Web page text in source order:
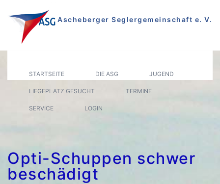
Inhalt
springen
Ascheberger Seglergemeinschaft e. V.
STARTSEITE DIE ASG JUGEND
LIEGEPLATZ GESUCHT TERMINE
SERVICE LOGIN
Opti-Schuppen schwer
beschädigt